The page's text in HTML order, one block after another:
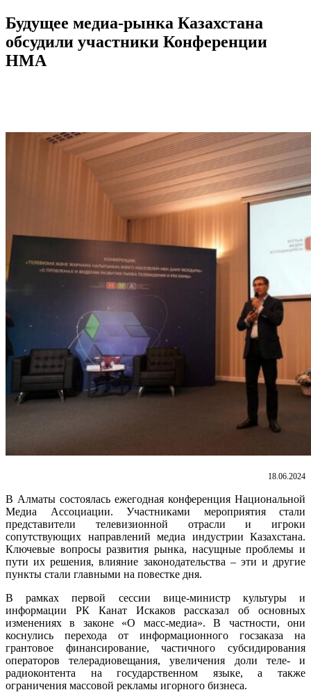
Будущее медиа-рынка Казахстана
обсудили участники Конференции
НМА
18.06.2024
В Алматы состоялась ежегодная конференция Национальной
Медиа Ассоциации. Участниками мероприятия стали
представители телевизионной отрасли и игроки
сопутствующих направлений медиа индустрии Казахстана.
Ключевые вопросы развития рынка, насущные проблемы и
пути их решения, влияние законодательства – эти и другие
пункты стали главными на повестке дня.
В рамках первой сессии вице-министр культуры и
информации РК Канат Искаков рассказал об основных
изменениях в законе «О масс-медиа». В частности, они
коснулись перехода от информационного госзаказа на
грантовое финансирование, частичного субсидирования
операторов телерадиовещания, увеличения доли теле- и
радиоконтента на государственном языке, а также
ограничения массовой рекламы игорного бизнеса.